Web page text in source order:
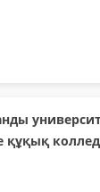
құқық